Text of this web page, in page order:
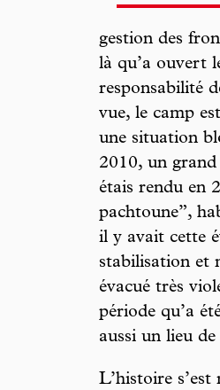
gestion des
là qu’a ouvert
responsabilité
vue, le camp
une situation
2010, un grand
étais rendu en
pachtoune”,
il y avait cette
stabilisation et
évacué très
période qu’a
aussi un lieu
L’histoire